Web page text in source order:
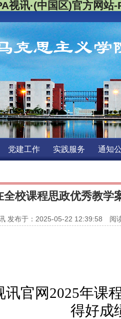
视讯·(中国区)官方网
精彩载入中...
党建工作 实践服务 通知
全校课程思政优秀教学
发布于：2025-05-22 12:39:58 阅
讯官网2025年课
得好成